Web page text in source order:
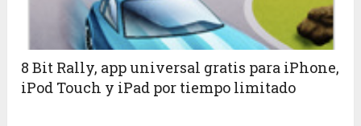
8 Bit Rally, app universal gratis para iPhone,
iPod Touch y iPad por tiempo limitado